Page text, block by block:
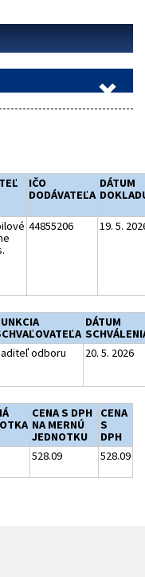
IČO
DODÁVATEĽA
DÁTUM
44855206 19. 5.
DÁTUM
odboru 20. 5. 2026
CENA S DPH
NA MERNÚ
JEDNOTKU
CENA
S
DPH
528.09 528.09